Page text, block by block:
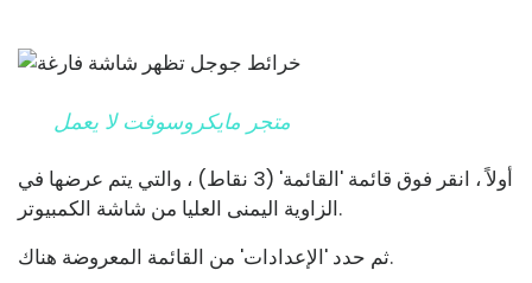
متجر مايكروسوفت لا يعمل
أولاً ، انقر فوق قائمة 'القائمة' (3 نقاط) ، والتي يتم عرضها في
الزاوية اليمنى العليا من شاشة الكمبيوتر.
ثم حدد 'الإعدادات' من القائمة المعروضة هناك.